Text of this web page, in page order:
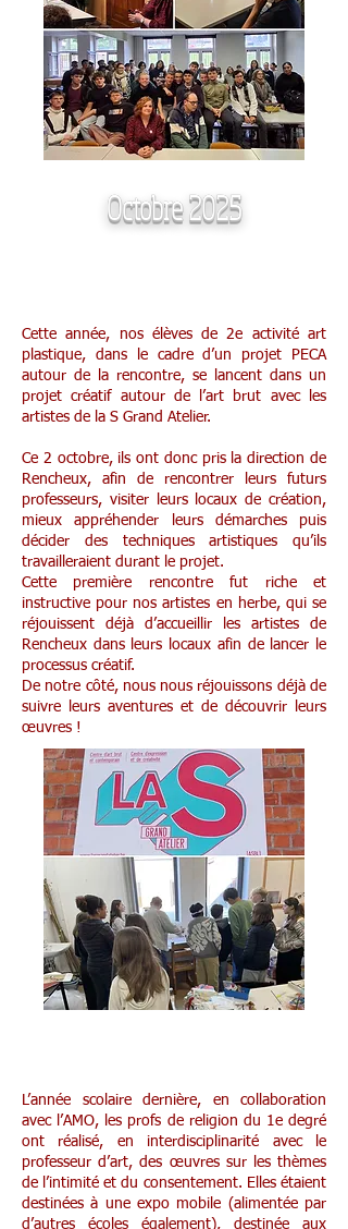
Octobre 2025
Cette année, nos élèves de 2e activité art
plastique, dans le cadre d’un projet PECA
autour de la rencontre, se lancent dans un
projet créatif autour de l’art brut avec les
artistes de la S Grand Atelier.
Ce 2 octobre, ils ont donc pris la direction de
Rencheux, afin de rencontrer leurs futurs
professeurs, visiter leurs locaux de création,
mieux appréhender leurs démarches puis
décider des techniques artistiques qu’ils
travailleraient durant le projet.
Cette première rencontre fut riche et
instructive pour nos artistes en herbe, qui se
réjouissent déjà d’accueillir les artistes de
Rencheux dans leurs locaux afin de lancer le
processus créatif.
De notre côté, nous nous réjouissons déjà de
suivre leurs aventures et de découvrir leurs
œuvres !
L’année scolaire dernière, en collaboration
avec l’AMO, les profs de religion du 1e degré
ont réalisé, en interdisciplinarité avec le
professeur d’art, des œuvres sur les thèmes
de l’intimité et du consentement. Elles étaient
destinées à une expo mobile (alimentée par
d’autres écoles également), destinée aux